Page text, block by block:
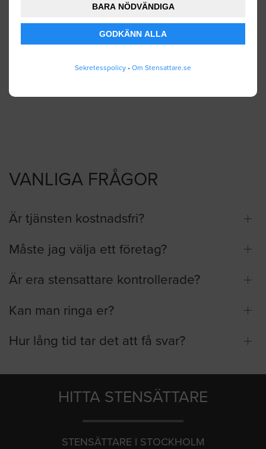
BARA NÖDVÄNDIGA
GODKÄNN ALLA
Sekretesspolicy • Om Stensattare.se
använder mina personuppgifter enligt
SKICKA IN
VANLIGA FRÅGOR
Är tjänsten kostnadsfri?
Måste jag välja ett företag?
Är era stensattare kontrollerade?
Kan man ringa er?
Hur lång tid tar det att få svar?
HITTA STENSÄTTARE
STENSÄTTARE I STOCKHOLM